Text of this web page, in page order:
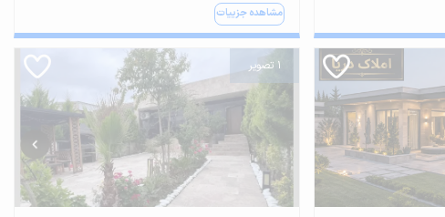
مشاهده جزییات
1 تصویر